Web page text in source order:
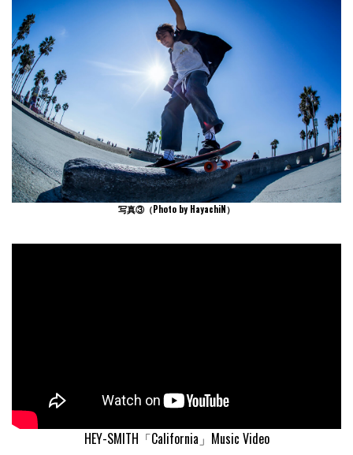
写真③（Photo by HayachiN）
HEY-SMITH「California」Music Video